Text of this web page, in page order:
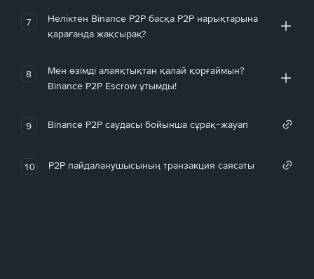
7
Неліктен Binance P2P басқа P2P нарықтарына
қарағанда жақсырақ?
8
Мен өзімді алаяқтықтан қалай қорғаймын?
Binance P2P Escrow ұтымды!
9 Binance P2P саудасы бойынша сұрақ-жауап
10 P2P пайдаланушысының транзакция саясаты